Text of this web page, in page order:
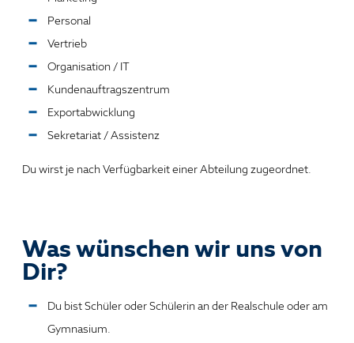
Personal
Vertrieb
Organisation / IT
Kundenauftragszentrum
Exportabwicklung
Sekretariat / Assistenz
Du wirst je nach Verfügbarkeit einer Abteilung zugeordnet.
Was wünschen wir uns von
Dir?
Du bist Schüler oder Schülerin an der Realschule oder am
Gymnasium.